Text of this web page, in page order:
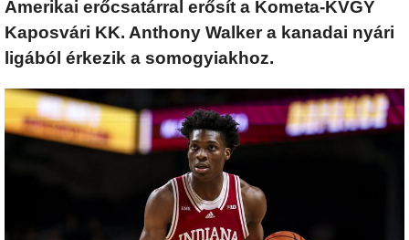
Amerikai erőcsatárral erősít a Kometa-KVGY
Kaposvári KK. Anthony Walker a kanadai nyári
ligából érkezik a somogyiakhoz.